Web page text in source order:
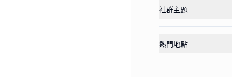
社群主題
熱門地點